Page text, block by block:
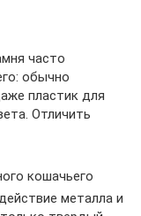
часто
обычно
пластик для
Отличить
кошачьего
металла и